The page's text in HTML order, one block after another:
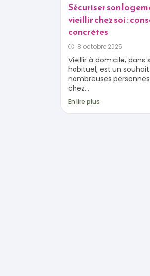
Sécuriser son
vieillir chez soi :
concrètes
8 octobre 2025
Vieillir à domicile, dans
habituel, est un
nombreuses
chez...
En lire plus